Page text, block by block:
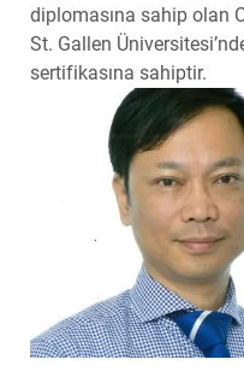
diplomasına sahip olan
St. Gallen
sertifikasına sahiptir.